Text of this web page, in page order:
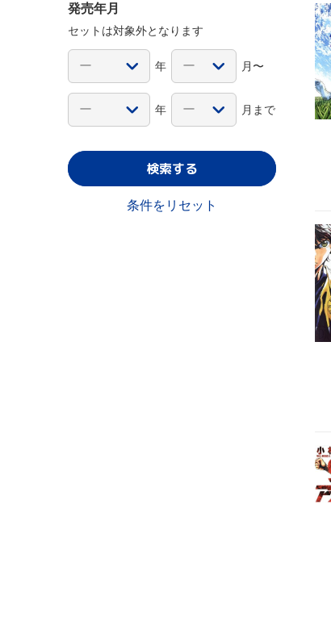
発売年月
セットは対象外となります
年 月〜
年 月まで
検索する
条件をリセット